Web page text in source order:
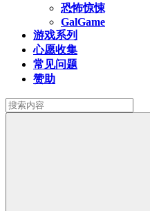
恐怖惊悚
GalGame
游戏系列
心愿收集
常见问题
赞助